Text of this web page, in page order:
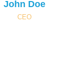
John Doe
CEO